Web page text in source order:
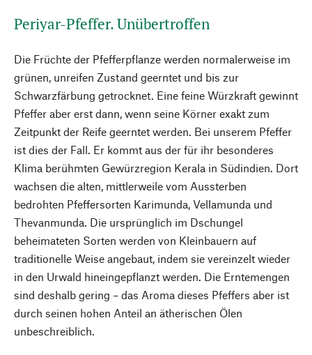
Periyar-Pfeffer. Unübertroffen
Die Früchte der Pfefferpflanze werden normalerweise im
grünen, unreifen Zustand geerntet und bis zur
Schwarzfärbung getrocknet. Eine feine Würzkraft gewinnt
Pfeffer aber erst dann, wenn seine Körner exakt zum
Zeitpunkt der Reife geerntet werden. Bei unserem Pfeffer
ist dies der Fall. Er kommt aus der für ihr besonderes
Klima berühmten Gewürzregion Kerala in Südindien. Dort
wachsen die alten, mittlerweile vom Aussterben
bedrohten Pfeffersorten Karimunda, Vellamunda und
Thevanmunda. Die ursprünglich im Dschungel
beheimateten Sorten werden von Kleinbauern auf
traditionelle Weise angebaut, indem sie vereinzelt wieder
in den Urwald hineingepflanzt werden. Die Erntemengen
sind deshalb gering – das Aroma dieses Pfeffers aber ist
durch seinen hohen Anteil an ätherischen Ölen
unbeschreiblich.